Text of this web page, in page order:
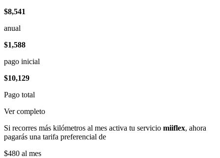
$8,541
anual
$1,588
pago inicial
$10,129
Pago total
Ver completo
Si recorres más kilómetros al mes activa tu servicio miiflex, ahora
pagarás una tarifa preferencial de
$480 al mes